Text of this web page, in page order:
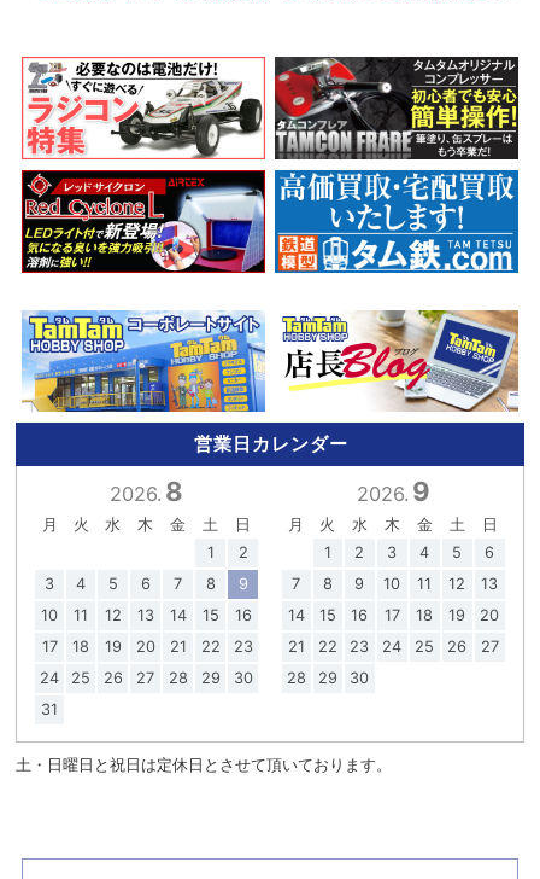
営業日カレンダー
2026. 8
月 火 水 木 金 土
日
1
2
3
4 5 6 7 8
9
10
11 12 13 14 15
16
17
18 19 20 21 22
23
24
25 26 27 28 29
30
31
2026. 9
月 火 水 木 金 土
日
1
2 3 4 5
6
7
8 9 10 11 12
13
14
15 16 17 18 19
20
21
22 23 24 25 26
27
28
29 30
土・日曜日と祝日は定休日とさせて頂いております。